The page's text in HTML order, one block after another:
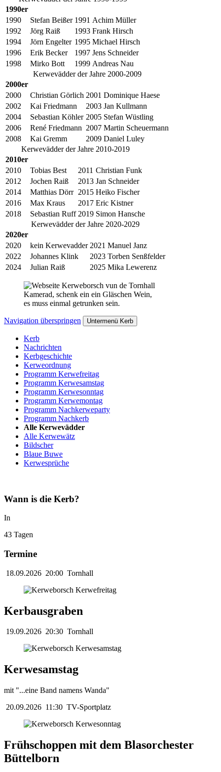
1990er
1990
Stefan Beißer 1991 Achim Müller
1992
Jörg Raiß 1993 Frank Hirsch
1994
Jörn Engelter 1995 Michael Hirsch
1996
Erik Becker 1997 Jens Schneider
1998
Mirko Bott 1999 Andreas Nau
Kerwevädder der Jahre 2000-2009
2000er
2000
Christian Görlich 2001 Dominique Haese
2002
Kai Friedmann 2003 Jan Kullmann
2004
Sebastian Köhler 2005 Stefan Wüstling
2006
René Friedmann 2007 Martin Scheuermann
2008
Kai Gremm 2009 Daniel Luley
Kerwevädder der Jahre 2010-2019
2010er
2010
Tobias Best 2011 Christian Funk
2012
Jochen Raiß 2013 Jan Schneider
2014
Matthias Dörr 2015 Heiko Fischer
2016
Max Kraus 2017 Eric Kistner
2018
Sebastian Ruff 2019 Simon Hansche
Kerwevädder der Jahre 2020-2029
2020er
2020
kein Kerwevadder 2021 Manuel Janz
2022
Johannes Klink 2023 Torben Senßfelder
2024
Julian Raiß 2025 Mika Lewerenz
Kamerad, schenk ein ein Gläschen Wein,
es muss einmal getrunken sein.
Navigation überspringen Untermenü Kerb
Kerb
Nachrichten
Kerbgeschichte
Kerweordnung
Programm Kerwefreitag
Programm Kerwesamstag
Programm Kerwesonntag
Programm Kerwemontag
Programm Nachkerweparty
Programm Nachkerb
Alle Kerwevädder
Alle Kerwewätz
Bildscher
Blaue Buwe
Kerwesprüche
Wann is die Kerb?
In
43 Tagen
Termine
18.09.2026 20:00 Tornhall
Kerbausgraben
19.09.2026 20:30 Tornhall
Kerwesamstag
mit "...eine Band namens Wanda"
20.09.2026 11:30 TV-Sportplatz
Frühschoppen mit dem Blasorchester
Büttelborn